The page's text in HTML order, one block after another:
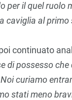
per il quel ruolo
caviglia al
continuato
di possesso
curiamo
stati meno